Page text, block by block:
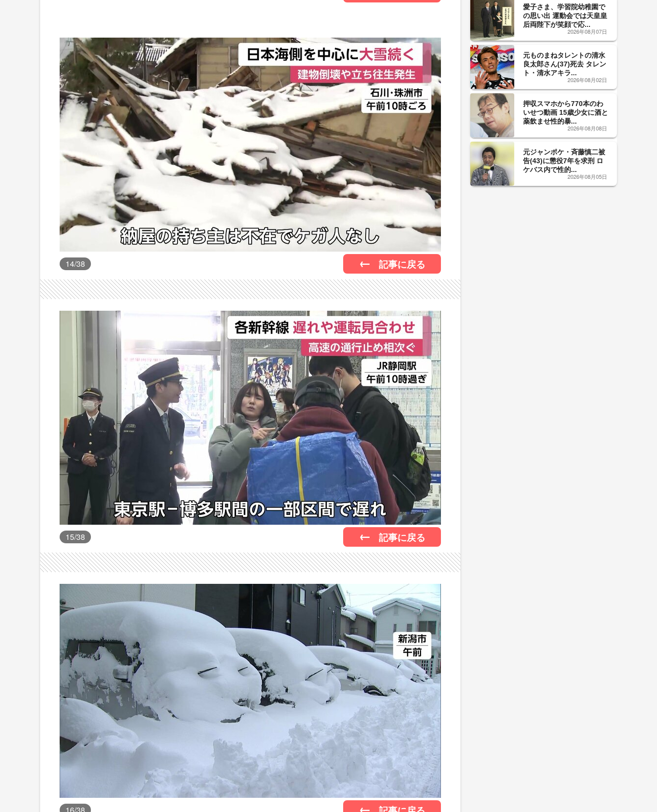
14/38 記事に戻る
15/38 記事に戻る
愛子さま、学習院幼稚園で
の思い出 運動会では天皇皇
后両陛下が笑顔で応...
2026年08月07日
元ものまねタレントの清水
良太郎さん(37)死去 タレン
ト・清水アキラ...
2026年08月02日
押収スマホから770本のわ
いせつ動画 15歳少女に酒と
薬飲ませ性的暴...
2026年08月08日
元ジャンポケ・斉藤慎二被
告(43)に懲役7年を求刑 ロ
ケバス内で性的...
2026年08月05日